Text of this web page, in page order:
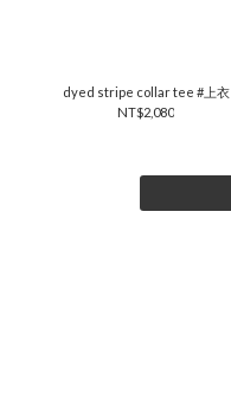
dyed stripe collar tee #上衣
NT$2,080